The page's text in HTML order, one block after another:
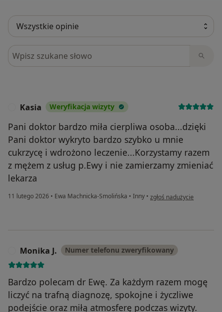
Szukaj w opiniach
Kasia Weryfikacja wizyty
Pani doktor bardzo miła cierpliwa osoba...dzięki
Pani doktor wykryto bardzo szybko u mnie
cukrzycę i wdrożono leczenie...Korzystamy razem
z mężem z usług p.Ewy i nie zamierzamy zmieniać
lekarza
11 lutego 2026 • Ewa Machnicka-Smolińska • Inny • w opinii użytkownika Kasia
zgłoś nadużycie
Monika J. Numer telefonu zweryfikowany
Bardzo polecam dr Ewę. Za każdym razem mogę
liczyć na trafną diagnozę, spokojne i życzliwe
podejście oraz miłą atmosferę podczas wizyty.